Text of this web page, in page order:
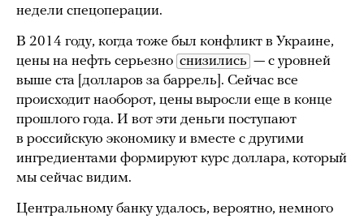
недели спецоперации.
В 2014 году, когда тоже был конфликт в Украине,
цены на нефть серьезно снизились — с уровней
выше ста [долларов за баррель]. Сейчас все
происходит наоборот, цены выросли еще в конце
прошлого года. И вот эти деньги поступают
в российскую экономику и вместе с другими
ингредиентами формируют курс доллара, который
мы сейчас видим.
Центральному банку удалось, вероятно, немного